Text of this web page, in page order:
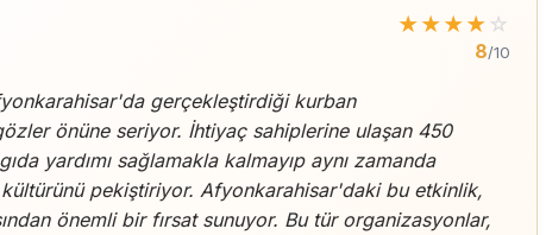
★★★★ ☆
8/10
gerçekleştirdiği kurban
önüne seriyor. İhtiyaç sahiplerine ulaşan 450
yardımı sağlamakla kalmayıp aynı zamanda
kültürünü pekiştiriyor. Afyonkarahisar'daki bu etkinlik,
önemli bir fırsat sunuyor. Bu tür organizasyonlar,